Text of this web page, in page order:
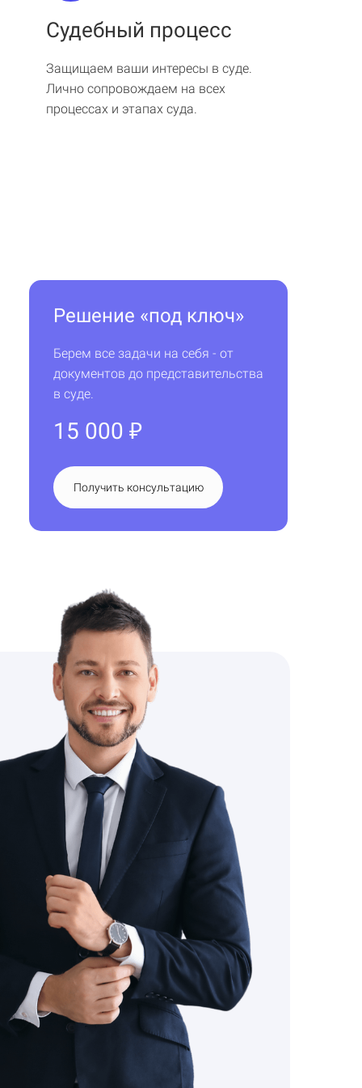
Судебный процесс
Защищаем ваши интересы в суде.
Лично сопровождаем на всех
процессах и этапах суда.
Решение «под ключ»
Берем все задачи на себя - от
документов до представительства
в суде.
15 000 ₽
Получить консультацию